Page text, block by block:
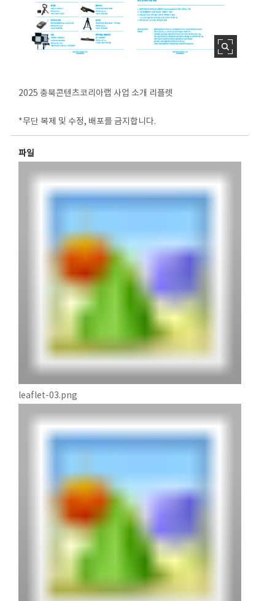
2025 충북콘텐츠코리아랩 사업 소개 리플렛
*무단 복제 및 수정, 배포를 금지합니다.
파일
leaflet-03.png